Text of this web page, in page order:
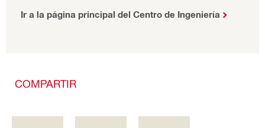
Ir a la página principal del Centro de Ingeniería
COMPARTIR